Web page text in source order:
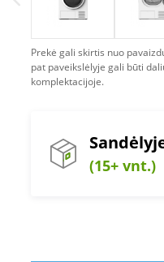
Prekė gali skirtis nuo
pat paveikslėlyje gali būti
komplektacijoje.
(15+ vnt.)